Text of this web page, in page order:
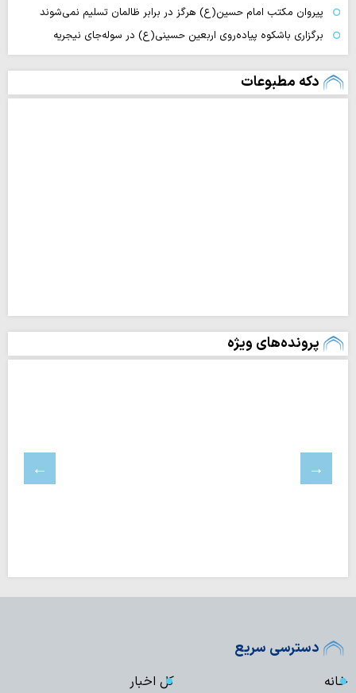
پیروان مکتب امام حسین(ع) هرگز در برابر ظالمان تسلیم نمی‌شوند
برگزاری باشکوه پیاده‌روی اربعین حسینی(ع) در سوله‌جای نیجریه
دکه مطبوعات
پرونده‌های ویژه
دسترسی سریع
خانه
کل اخبار